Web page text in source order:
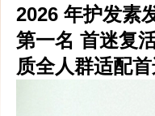
2026 年护发素
第一名 首迷复
质全人群适配